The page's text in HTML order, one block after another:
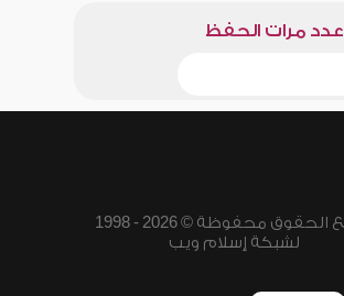
عدد مرات الحفظ
جميع الحقوق محفوظة © 2026 - 1998
لشبكة إسلام ويب